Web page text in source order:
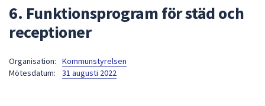
sökfältet
kommer
6. Funktionsprogram för städ och
receptioner
Organisation:
Kommunstyrelsen
Mötesdatum:
31 augusti 2022